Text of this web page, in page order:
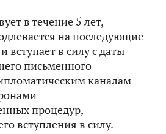
в течение 5 лет,
на последующие
вступает в силу с даты
письменного
каналам
процедур,
вступления в силу.